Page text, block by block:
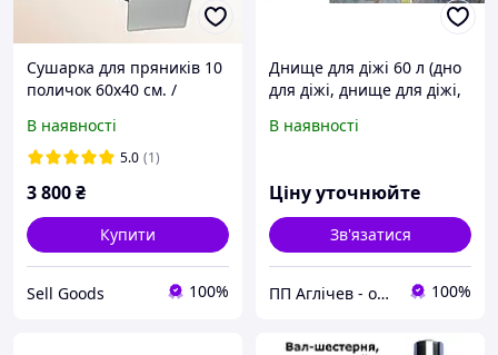
Сушарка для пряників 10
поличок 60х40 см. /
макарунів / макаронів та
інших виробів.
В наявності
5.0 (1)
3 800₴
Купити
Sell Goods 100%
Днище для діжі 60 л (дно
для діжі, днище для діжі,
сфера для діжі) для
В наявності
Ціну уточнюйте
Зв'язатися
ПП Аглічев - обладнання, запчастини, ремонт 100%